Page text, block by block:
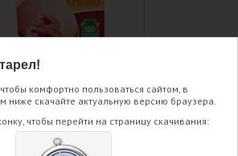
Пломбир в вафельном
Клубника 85
гр
комфортно пользоваться сайтом, в
ниже скачайте актуальную версию браузера.
чтобы перейти на страницу скачивания: